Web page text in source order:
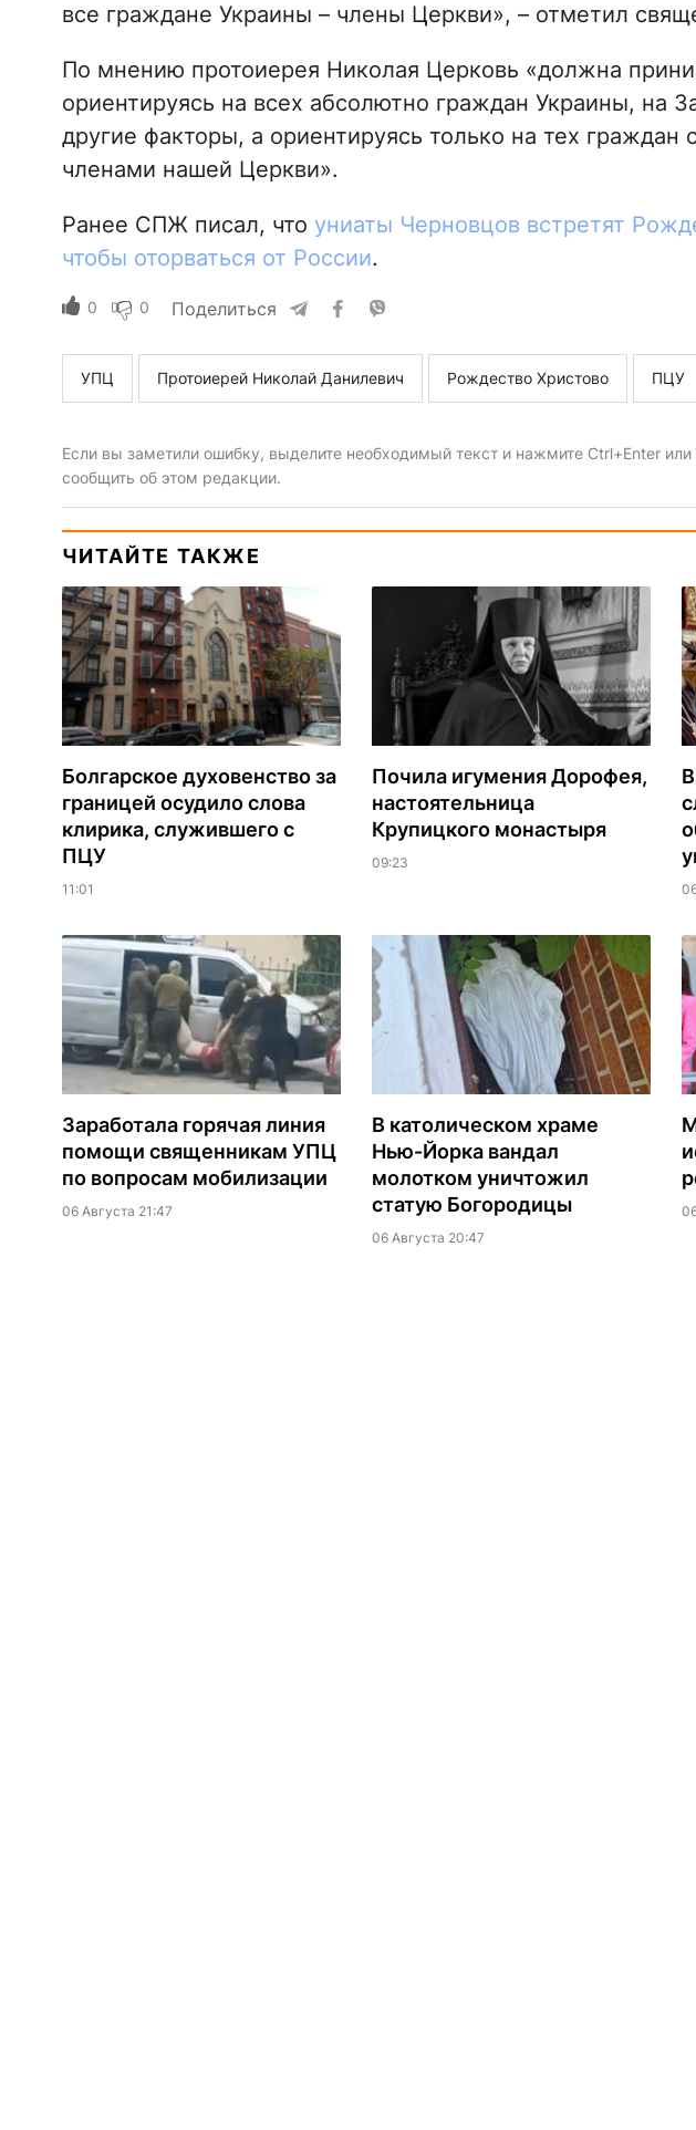
все граждане Украины – члены Церкви», – отметил
По мнению протоиерея Николая Церковь «должна
ориентируясь на всех абсолютно граждан Украины, на
другие факторы, а ориентируясь только на тех граждан
членами нашей Церкви».
Ранее СПЖ писал, что униаты Черновцов встретят
чтобы оторваться от России.
0 0 Поделиться
УПЦ Протоиерей Николай Данилевич Рождество Христово ПЦУ
Если вы заметили ошибку, выделите необходимый текст и нажмите Ctrl+Enter или
сообщить об этом редакции.
ЧИТАЙТЕ ТАКЖЕ
Болгарское духовенство за
границей осудило слова
клирика, служившего с
ПЦУ
11:01
Почила игумения Дорофея,
настоятельница
Крупицкого монастыря
09:23
Заработала горячая линия
помощи священникам УПЦ
по вопросам мобилизации
06 Августа 21:47
В католическом храме
Нью-Йорка вандал
молотком уничтожил
статую Богородицы
06 Августа 20:47